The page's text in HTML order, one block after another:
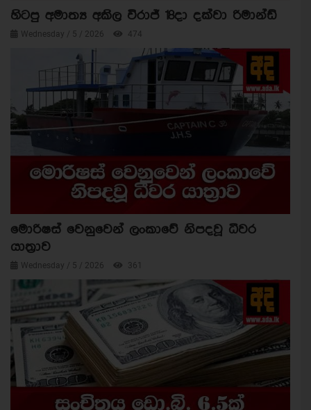
හිටපු අමාත්‍ය අකිල විරාජ් 18දා දක්වා රිමාන්ඩ්
Wednesday / 5 / 2026 474
මොරිෂස් වෙනුවෙන් ලංකාවේ නිපදවූ ධීවර
යාත්‍රාව
Wednesday / 5 / 2026 361